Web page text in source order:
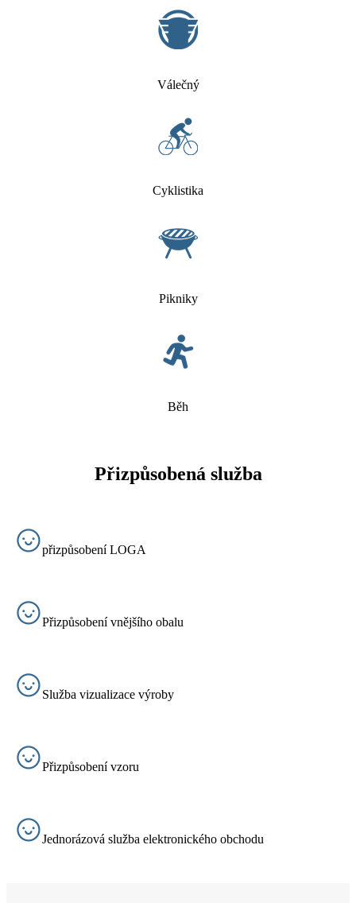
Válečný
Cyklistika
Pikniky
Běh
Přizpůsobená služba
přizpůsobení LOGA
Přizpůsobení vnějšího obalu
Služba vizualizace výroby
Přizpůsobení vzoru
Jednorázová služba elektronického obchodu